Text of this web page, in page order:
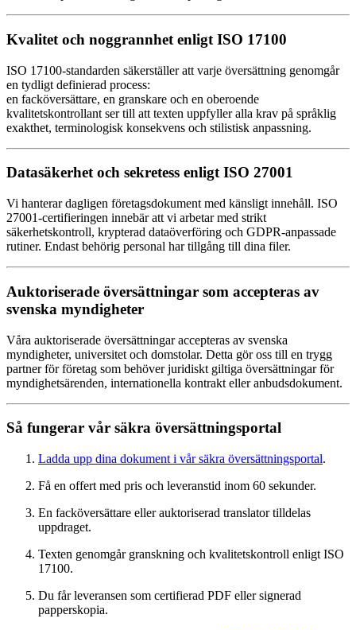
Kvalitet och noggrannhet enligt ISO 17100
ISO 17100-standarden säkerställer att varje översättning genomgår
en tydligt definierad process:
en facköversättare, en granskare och en oberoende
kvalitetskontrollant ser till att texten uppfyller alla krav på språklig
exakthet, terminologisk konsekvens och stilistisk anpassning.
Datasäkerhet och sekretess enligt ISO 27001
Vi hanterar dagligen företagsdokument med känsligt innehåll. ISO
27001-certifieringen innebär att vi arbetar med strikt
säkerhetskontroll, krypterad dataöverföring och GDPR-anpassade
rutiner. Endast behörig personal har tillgång till dina filer.
Auktoriserade översättningar som accepteras av
svenska myndigheter
Våra auktoriserade översättningar accepteras av svenska
myndigheter, universitet och domstolar. Detta gör oss till en trygg
partner för företag som behöver juridiskt giltiga översättningar för
myndighetsärenden, internationella kontrakt eller anbudsdokument.
Så fungerar vår säkra översättningsportal
Ladda upp dina dokument i vår säkra översättningsportal.
Få en offert med pris och leveranstid inom 60 sekunder.
En facköversättare eller auktoriserad translator tilldelas
uppdraget.
Texten genomgår granskning och kvalitetskontroll enligt ISO
17100.
Du får leveransen som certifierad PDF eller signerad
papperskopia.